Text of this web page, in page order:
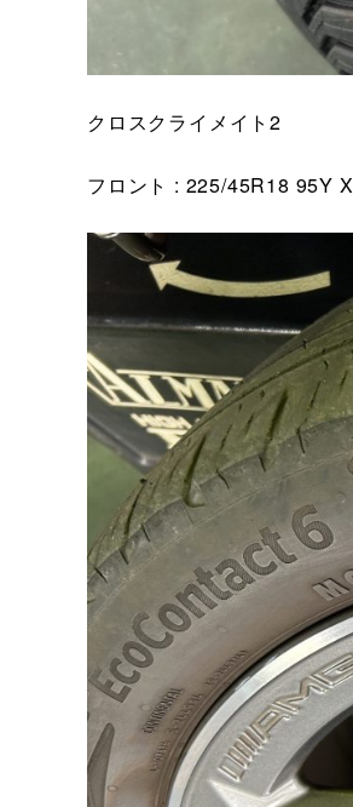
クロスクライメイト2
フロント : 225/45R18 95Y